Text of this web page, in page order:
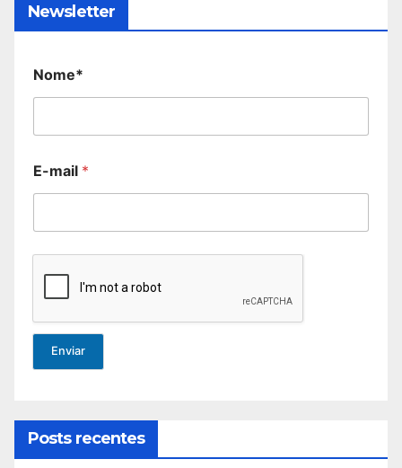
Newsletter
Nome*
E-mail *
Enviar
Posts recentes